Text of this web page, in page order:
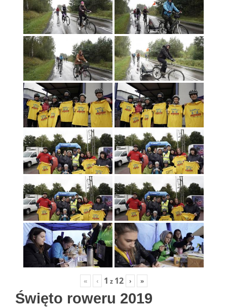
« ‹ 1 z 12 › »
Święto roweru 2019